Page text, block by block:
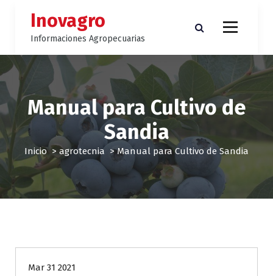
r
c
n
t
e
Inovagro
Informaciones Agropecuarias
Manual para Cultivo de
Sandia
Inicio> agrotecnia >Manual para Cultivo de Sandia
Mar 31 2021